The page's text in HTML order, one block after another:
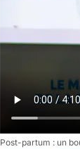
Post-partum : un